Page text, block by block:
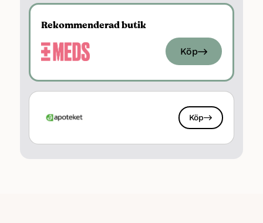
Antal tabletter: 250
Behandlingskapacitet: 1250 liter vatten
Verkningsstid: 3 timmar
Rekommenderad butik
Köp
Köp